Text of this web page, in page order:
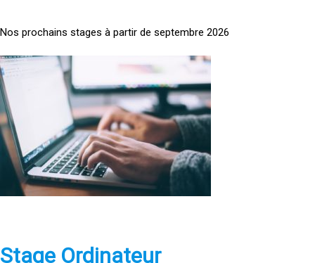
Nos prochains stages à partir de septembre 2026
<
a
h
e
f
pStage Ordinateur